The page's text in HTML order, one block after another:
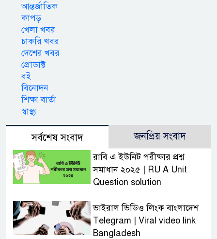
আন্তর্জাতিক
কাপড়
খেলা খবর
চাকরি খবর
দেশের খবর
প্রোডাক্ট
বই
বিনোদন
শিক্ষা বার্তা
স্বাস্থ্য
সর্বশেষ সংবাদ জনপ্রিয় সংবাদ
রাবি এ ইউনিট পরীক্ষার প্রশ্ন
সমাধান ২০২৫ | RU A Unit
Question solution
ভাইরাল ভিডিও লিংক বাংলাদেশ
Telegram | Viral video link
Bangladesh